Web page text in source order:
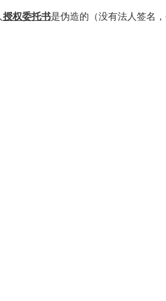
授权委托书是伪造的（没有法人签名